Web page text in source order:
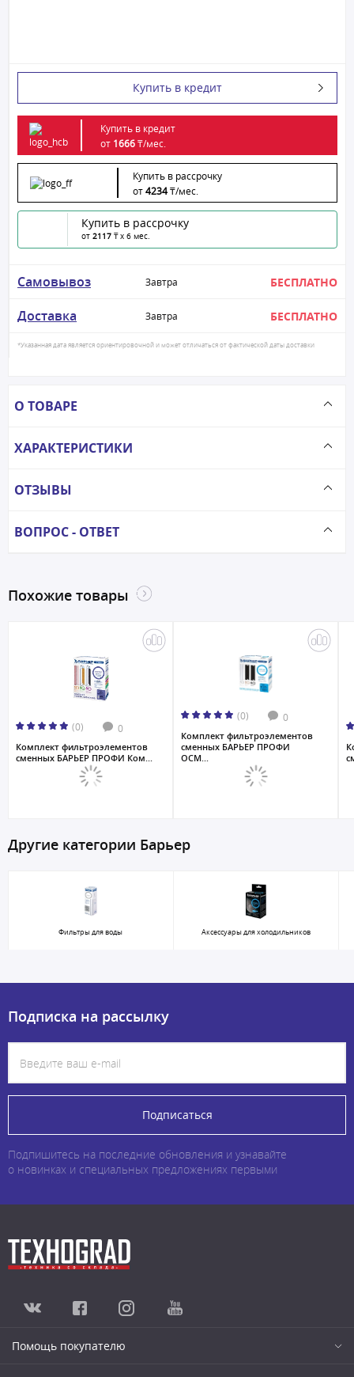
Купить в кредит
Купить в кредит
от 1666₸/мес.
Купить в рассрочку
от4234₸/мес.
Купить в рассрочку
от 2117 ₸ x 6 мес.
Самовывоз Завтра БЕСПЛАТНО
Доставка Завтра БЕСПЛАТНО
*Указанная дата является ориентировочной и может отличаться от фактической даты доставки
О ТОВАРЕ
ХАРАКТЕРИСТИКИ
ОТЗЫВЫ
ВОПРОС - ОТВЕТ
Похожие товары
(0) 0
Комплект фильтроэлементов
сменных БАРЬЕР ПРОФИ Ком...
(0) 0
Комплект фильтроэлементов
сменных БАРЬЕР ПРОФИ
ОСМ...
Другие категории Барьер
Фильтры для воды Аксессуары для холодильников
Подписка на рассылку
Подписаться
Подпишитесь на последние обновления и узнавайте
о новинках и специальных предложениях первыми
Помощь покупателю